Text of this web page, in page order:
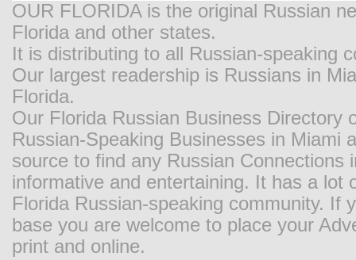
OUR FLORIDA is the original Russian
Florida and other states.
It is distributing to all Russian-speaking
Our largest readership is Russians in
Florida.
Our Florida Russian Business Directory
Russian-Speaking Businesses in Miami
source to find any Russian
informative and entertaining. It has a
Florida Russian-speaking community. If
base you are welcome to place your
print and online.